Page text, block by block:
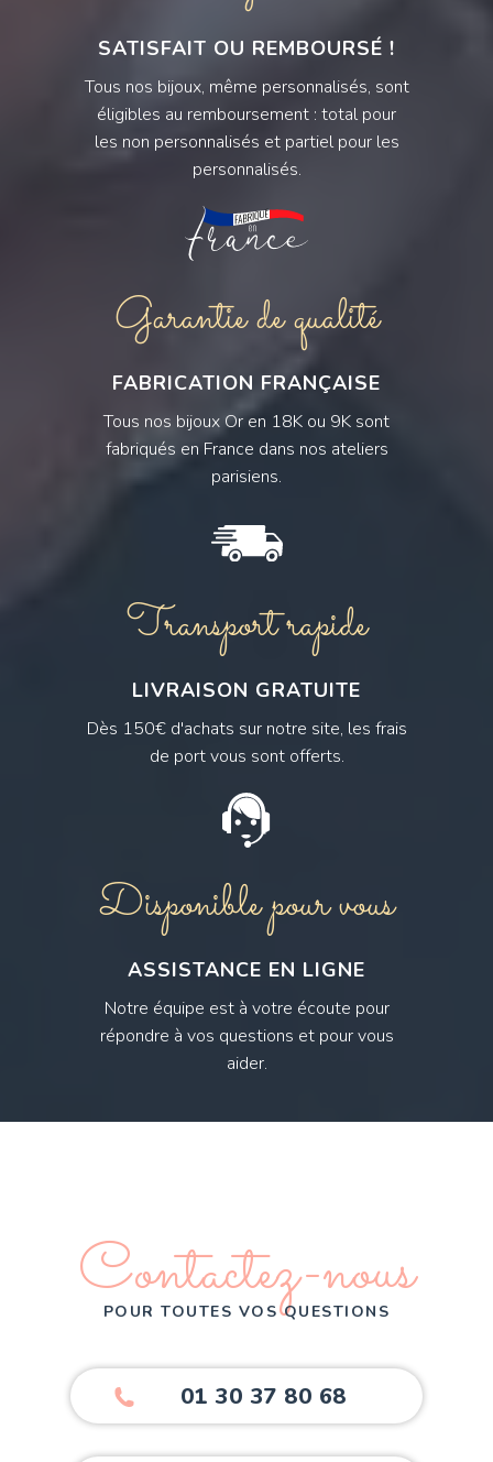
SATISFAIT OU REMBOURSÉ !
Tous nos bijoux, même personnalisés, sont
éligibles au remboursement : total pour
les non personnalisés et partiel pour les
personnalisés.
Garantie de qualité
FABRICATION FRANÇAISE
Tous nos bijoux Or en 18K ou 9K sont
fabriqués en France dans nos ateliers
parisiens.
Transport rapide
LIVRAISON GRATUITE
Dès 150€ d'achats sur notre site, les frais
de port vous sont offerts.
Disponible pour vous
ASSISTANCE EN LIGNE
Notre équipe est à votre écoute pour
répondre à vos questions et pour vous
aider.
Contactez-nous
POUR TOUTES VOS QUESTIONS
01 30 37 80 68